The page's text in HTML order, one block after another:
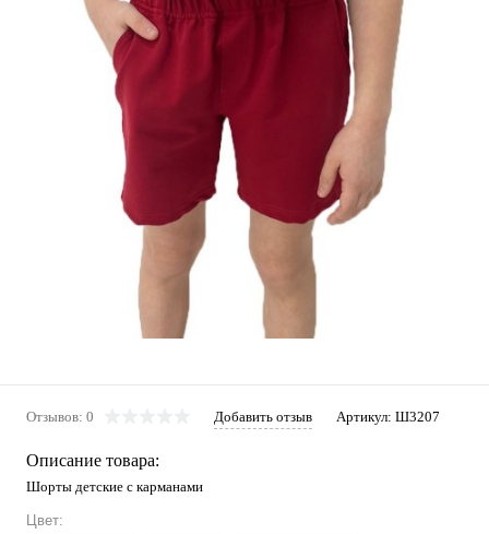
Отзывов: 0 Добавить отзыв Артикул: Ш3207
Описание товара:
Шорты детские с карманами
Цвет: